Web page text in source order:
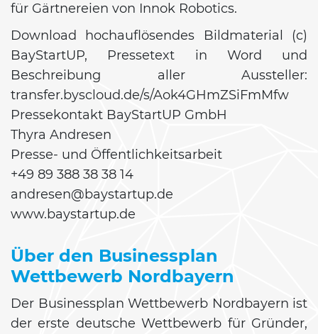
für Gärtnereien von Innok Robotics.
Download hochauflösendes Bildmaterial (c)
BayStartUP, Pressetext in Word und
Beschreibung aller Aussteller:
transfer.byscloud.de/s/Aok4GHmZSiFmMfw
Pressekontakt BayStartUP GmbH
Thyra Andresen
Presse- und Öffentlichkeitsarbeit
+49 89 388 38 38 14
andresen@baystartup.de
www.baystartup.de
Über den Businessplan
Wettbewerb Nordbayern
Der Businessplan Wettbewerb Nordbayern ist
der erste deutsche Wettbewerb für Gründer,